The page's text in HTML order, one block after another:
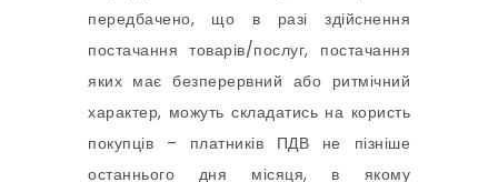
передбачено, що в разі здійснення
постачання товарів/послуг, постачання
яких має безперервний або ритмічний
характер, можуть складатись на користь
покупців – платників ПДВ не пізніше
останнього дня місяця, в якому